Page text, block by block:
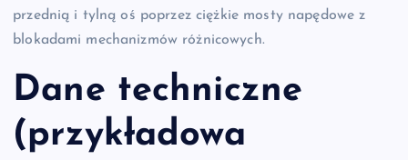
przednią i tylną oś poprzez ciężkie mosty napędowe z
blokadami mechanizmów różnicowych.
Dane techniczne
(przykładowa